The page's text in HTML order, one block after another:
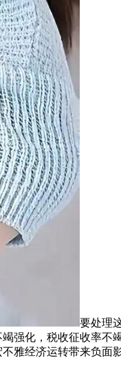
要处理
强化，税收征收率
雅经济运转带来负面影